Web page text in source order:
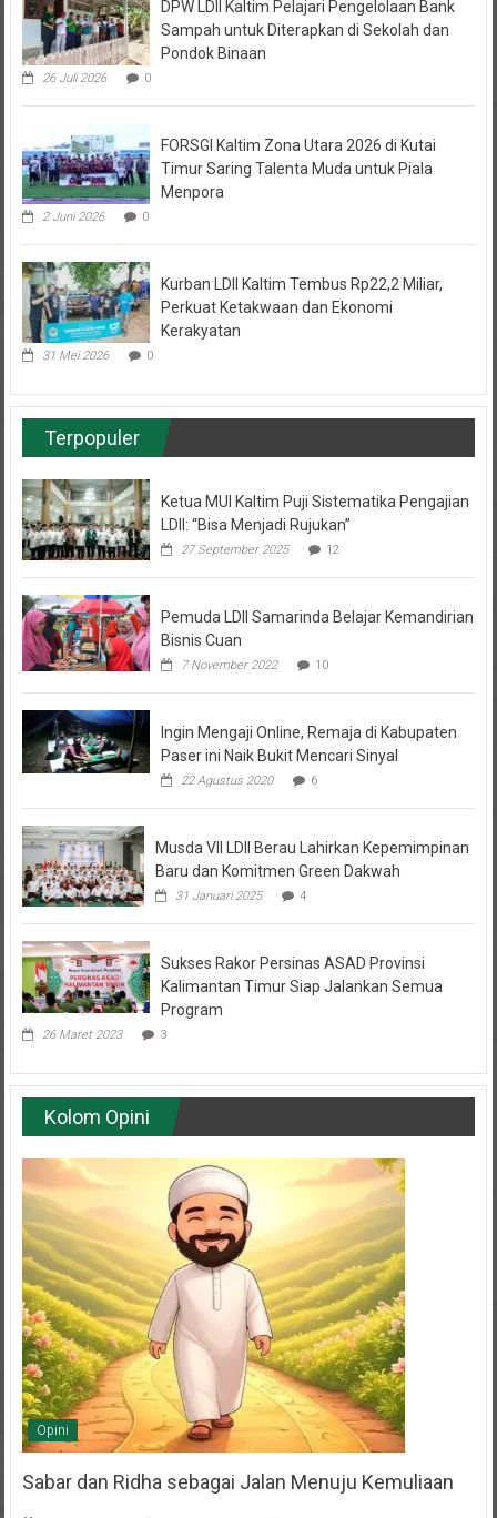
Sampah untuk Diterapkan di Sekolah dan
Pondok Binaan
26 Juli 2026 0
Timur Saring Talenta Muda untuk Piala
Menpora
2 Juni 2026 0
Perkuat Ketakwaan dan Ekonomi
Kerakyatan
31 Mei 2026 0
Terpopuler
LDII: “Bisa Menjadi Rujukan”
27 September 2025 12
Bisnis Cuan
7 November 2022
Paser ini Naik Bukit Mencari Sinyal
22 Agustus 2020 6
Baru dan Komitmen Green Dakwah
31 Januari 2025 4
Kalimantan Timur Siap Jalankan Semua
Program
26 Maret 2023 3
Kolom Opini
Opini
Sabar dan Ridha sebagai Jalan Menuju Kemuliaan